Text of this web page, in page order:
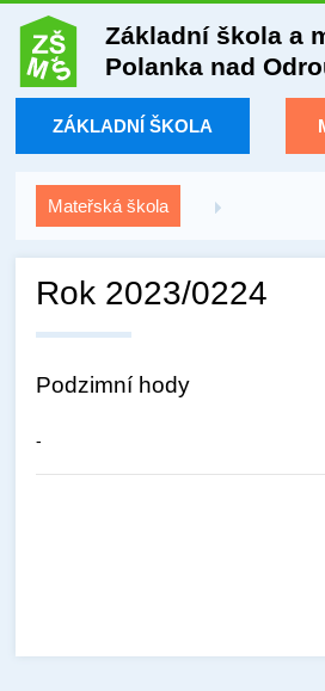
Základní škola a
Polanka nad
ZÁKLADNÍ ŠKOLA
Mateřská škola
Rok 2023/0224
Podzimní hody
-